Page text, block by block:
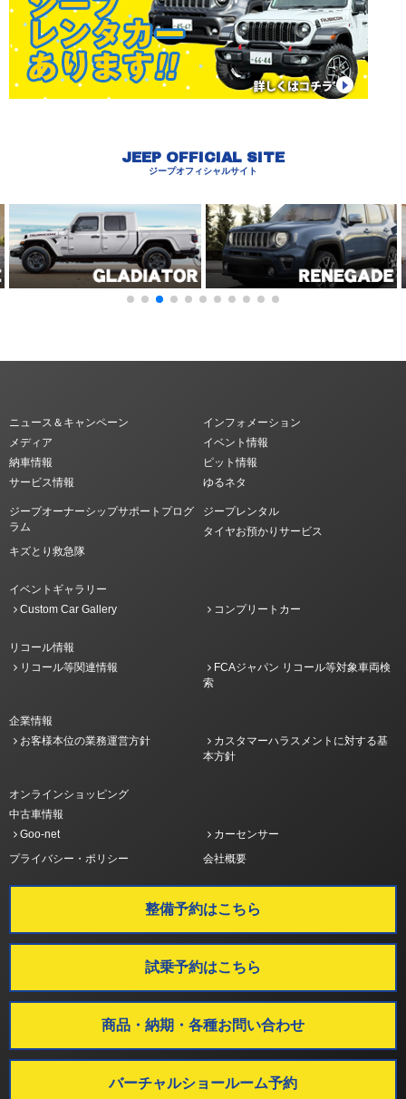
JEEP OFFICIAL SITE
ジープオフィシャルサイト
ニュース＆キャンペーン
インフォメーション
メディア
イベント情報
納車情報
ピット情報
サービス情報
ゆるネタ
ジープオーナーシップサポートプログ
ラム
ジープレンタル
タイヤお預かりサービス
キズとり救急隊
イベントギャラリー
Custom Car Gallery
コンプリートカー
リコール情報
リコール等関連情報
FCAジャパン リコール等対象車両検
索
企業情報
お客様本位の業務運営方針
カスタマーハラスメントに対する基
本方針
オンラインショッピング
中古車情報
Goo-net
カーセンサー
プライバシー・ポリシー
会社概要
整備予約はこちら
試乗予約はこちら
商品・納期・各種お問い合わせ
バーチャルショールーム予約